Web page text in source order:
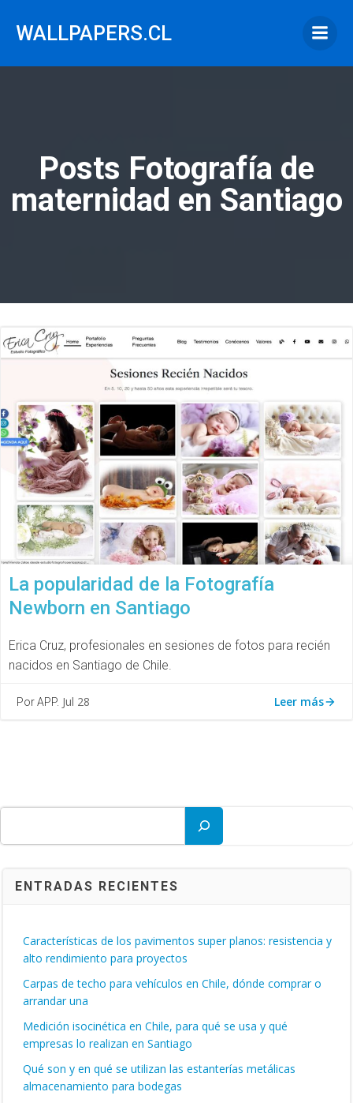
WALLPAPERS.CL
Posts Fotografía de
maternidad en Santiago
La popularidad de la Fotografía
Newborn en Santiago
Erica Cruz, profesionales en sesiones de fotos para recién
nacidos en Santiago de Chile.
Por APP. Jul 28 Leer más
ENTRADAS RECIENTES
Características de los pavimentos super planos: resistencia y
alto rendimiento para proyectos
Carpas de techo para vehículos en Chile, dónde comprar o
arrandar una
Medición isocinética en Chile, para qué se usa y qué
empresas lo realizan en Santiago
Qué son y en qué se utilizan las estanterías metálicas
almacenamiento para bodegas